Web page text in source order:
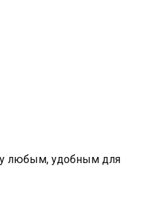
любым, удобным для